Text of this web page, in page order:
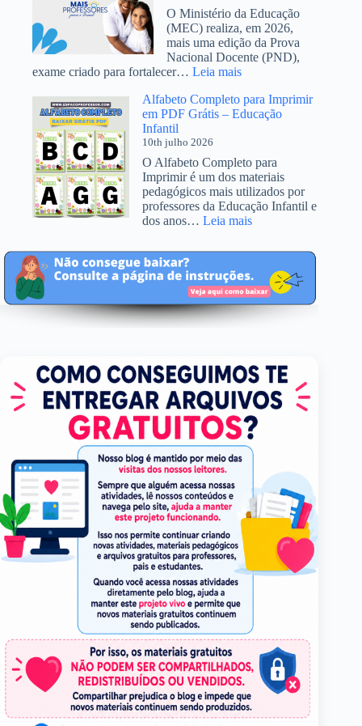
Grátis
–
A
Joaninha
O Ministério da Educação
(MEC) realiza, em 2026,
mais uma edição da Prova
Nacional Docente (PND),
exame criado para fortalecer… Leia mais:
Nacional
Docente
como
funciona
o
novo
exame
professores
Alfabeto Completo para Imprimir
em PDF Grátis – Educação
Infantil
10th julho 2026
O Alfabeto Completo para
Imprimir é um dos materiais
pedagógicos mais utilizados por
professores da Educação Infantil e
dos anos… Leia mais:
Completo
Imprimir
em
PDF
Infantil